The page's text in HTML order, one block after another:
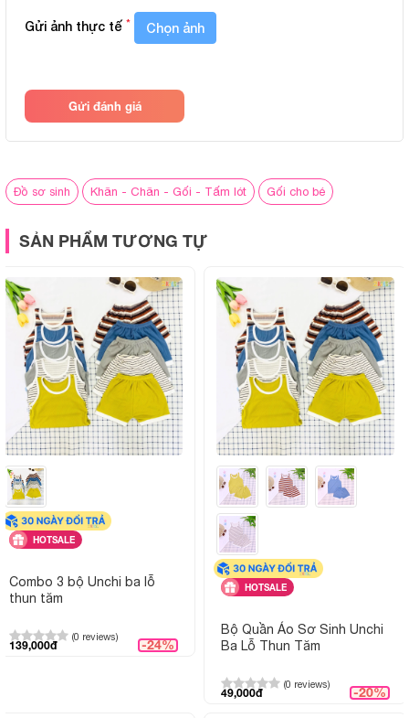
Gửi ảnh thực tế * Chọn ảnh
Gửi đánh giá
Đồ sơ sinh Khăn - Chăn - Gối - Tấm lót Gối cho bé
SẢN PHẨM TƯƠNG TỰ
HOTSALE
Combo 3 bộ Unchi ba lỗ
thun tăm
(0 reviews)
139,000đ -24%
HOTSALE
Bộ Quần Áo Sơ Sinh Unchi
Ba Lỗ Thun Tăm
(0 reviews)
49,000đ -20%